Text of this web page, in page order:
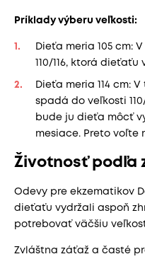
Príklady výberu veľkosti:
Dieťa meria 105 cm:
110/116, ktorá dieťaťu
Dieťa meria 114 cm:
spadá do veľkosti
bude ju dieťa môcť
mesiace. Preto voľte
Životnosť podľa
Odevy pre ekzematikov
dieťaťu vydržali aspoň
potrebovať väčšiu
Zvláštna záťaž a časté